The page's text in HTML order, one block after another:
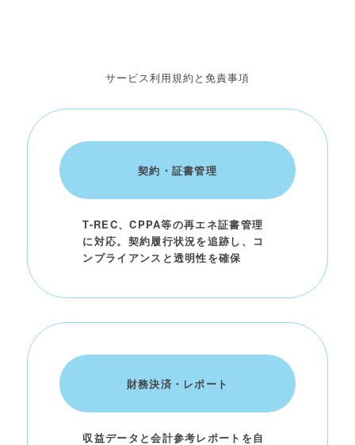
サービス利用規約と免責事項
契約・証書管理
T-REC、CPPA等の再エネ証書管理
に対応。契約履行状況を追跡し、コ
ンプライアンスと透明性を確保
財務決済・レポート
収益データと会計参考レポートを自